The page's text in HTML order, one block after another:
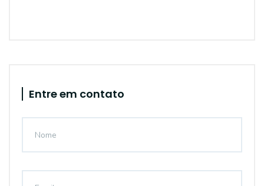
Entre em contato